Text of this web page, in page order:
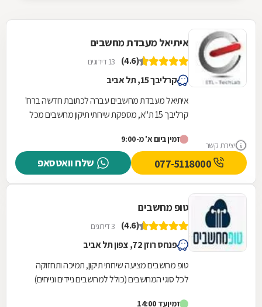
יצירת קשר
איתיאל מעבדת מחשבים
(4.6) 13 דירוגים
קרליבך 15, תל אביב
איתיאל מעבדת מחשבים עברה לכתובת חדשה ברח'
קרליבך 15 ת"א, מספקת שירותי תיקון מחשבים מכל
זמין ביום א' מ-9:00
שלח וואטסאפ
טופ מחשבים
(4.6) 3 דירוגים
פנחס רוזן 72, צפון תל אביב
טופ מחשבים מציעה שירותי תיקון, תמיכה ותחזוקה
לכל סוגי המחשבים (כולל למחשבים ניידים ונייחים)
זמיןעד 14:00